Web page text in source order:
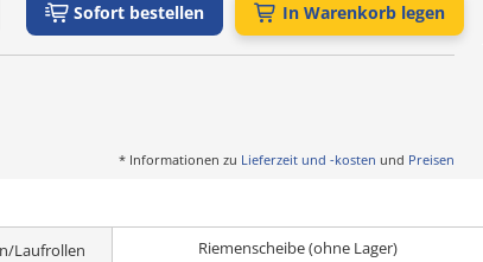
Sofort bestellen In Warenkorb legen
* Informationen zu Lieferzeit und -kosten und Preisen
Laufrollen Riemenscheibe (ohne Lager)